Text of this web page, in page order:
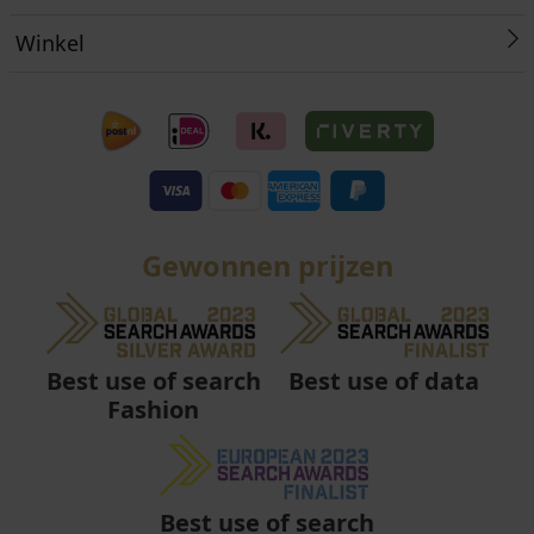
Winkel
Gewonnen prijzen
Best use of search
Fashion
Best use of data
Best use of search